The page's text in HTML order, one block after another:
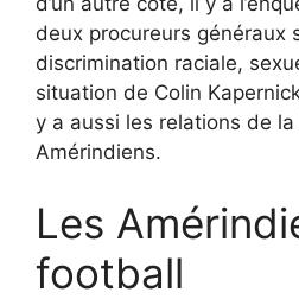
deux procureurs généraux
discrimination raciale,
situation de Colin
y a aussi les relations de
Amérindiens.
Les
football